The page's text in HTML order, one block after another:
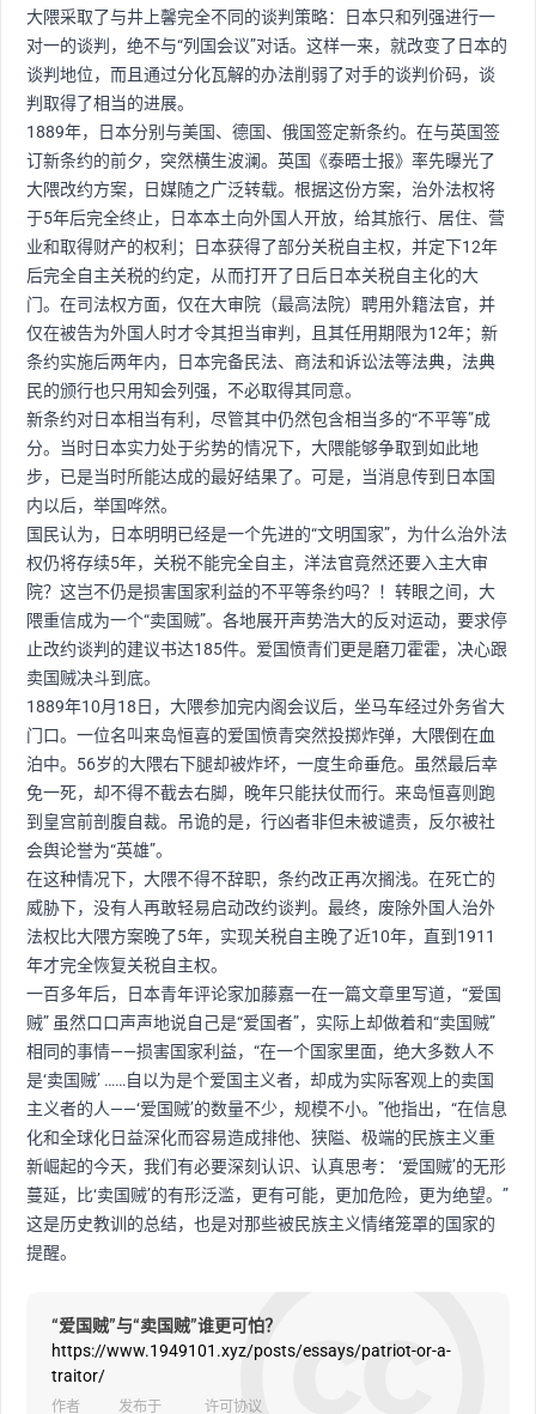
大隈采取了与井上馨完全不同的谈判策略：日本只和列强进行一
对一的谈判，绝不与“列国会议”对话。这样一来，就改变了日本的
谈判地位，而且通过分化瓦解的办法削弱了对手的谈判价码，谈
判取得了相当的进展。
1889年，日本分别与美国、德国、俄国签定新条约。在与英国签
订新条约的前夕，突然横生波澜。英国《泰晤士报》率先曝光了
大隈改约方案，日媒随之广泛转载。根据这份方案，治外法权将
于5年后完全终止，日本本土向外国人开放，给其旅行、居住、营
业和取得财产的权利；日本获得了部分关税自主权，并定下12年
后完全自主关税的约定，从而打开了日后日本关税自主化的大
门。在司法权方面，仅在大审院（最高法院）聘用外籍法官，并
仅在被告为外国人时才令其担当审判，且其任用期限为12年；新
条约实施后两年内，日本完备民法、商法和诉讼法等法典，法典
民的颁行也只用知会列强，不必取得其同意。
新条约对日本相当有利，尽管其中仍然包含相当多的“不平等”成
分。当时日本实力处于劣势的情况下，大隈能够争取到如此地
步，已是当时所能达成的最好结果了。可是，当消息传到日本国
内以后，举国哗然。
国民认为，日本明明已经是一个先进的“文明国家”，为什么治外法
权仍将存续5年，关税不能完全自主，洋法官竟然还要入主大审
院？这岂不仍是损害国家利益的不平等条约吗？！转眼之间，大
隈重信成为一个“卖国贼”。各地展开声势浩大的反对运动，要求停
止改约谈判的建议书达185件。爱国愤青们更是磨刀霍霍，决心跟
卖国贼决斗到底。
1889年10月18日，大隈参加完内阁会议后，坐马车经过外务省大
门口。一位名叫来岛恒喜的爱国愤青突然投掷炸弹，大隈倒在血
泊中。56岁的大隈右下腿却被炸坏，一度生命垂危。虽然最后幸
免一死，却不得不截去右脚，晚年只能扶仗而行。来岛恒喜则跑
到皇宫前剖腹自裁。吊诡的是，行凶者非但未被谴责，反尔被社
会舆论誉为“英雄”。
在这种情况下，大隈不得不辞职，条约改正再次搁浅。在死亡的
威胁下，没有人再敢轻易启动改约谈判。最终，废除外国人治外
法权比大隈方案晚了5年，实现关税自主晚了近10年，直到1911
年才完全恢复关税自主权。
一百多年后，日本青年评论家加藤嘉一在一篇文章里写道，“爱国
贼” 虽然口口声声地说自己是“爱国者”，实际上却做着和“卖国贼”
相同的事情——损害国家利益，“在一个国家里面，绝大多数人不
是‘卖国贼’ ……自以为是个爱国主义者，却成为实际客观上的卖国
主义者的人——‘爱国贼’的数量不少，规模不小。”他指出，“在信息
化和全球化日益深化而容易造成排他、狭隘、极端的民族主义重
新崛起的今天，我们有必要深刻认识、认真思考： ‘爱国贼’的无形
蔓延，比‘卖国贼’的有形泛滥，更有可能，更加危险，更为绝望。”
这是历史教训的总结，也是对那些被民族主义情绪笼罩的国家的
提醒。
“爱国贼”与“卖国贼”谁更可怕？
https://www.1949101.xyz/posts/essays/patriot-or-a-
traitor/
作者 发布于 许可协议